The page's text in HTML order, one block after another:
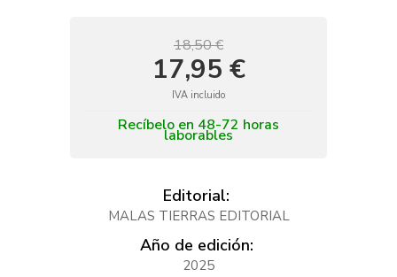
18,50 €
17,95 €
IVA incluido
Recíbelo en 48-72 horas
laborables
Editorial:
MALAS TIERRAS EDITORIAL
Año de edición:
2025